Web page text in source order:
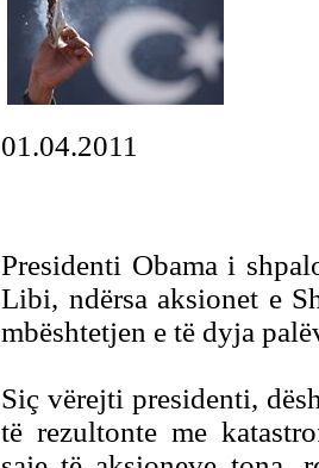
01.04.2011
Presidenti Obama i
Libi, ndërsa aksionet e
mbështetjen e të dyja
Siç vërejti presidenti,
të rezultonte me